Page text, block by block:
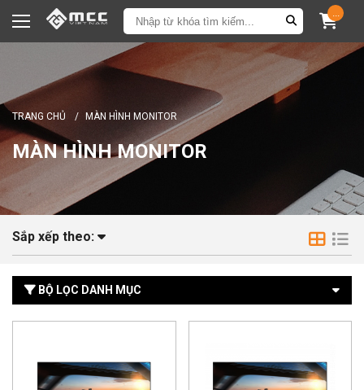
...
TRANG CHỦ / MÀN HÌNH MONITOR
MÀN HÌNH MONITOR
Sắp xếp theo:
BỘ LỌC DANH MỤC